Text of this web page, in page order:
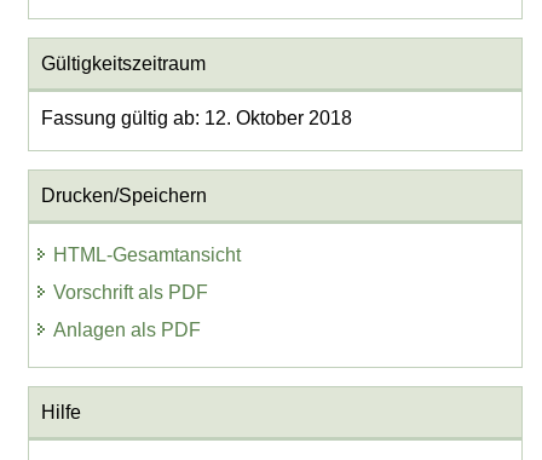
Gültigkeitszeitraum
Fassung gültig ab: 12. Oktober 2018
Drucken/Speichern
HTML-Gesamtansicht
Vorschrift als PDF
Anlagen als PDF
Hilfe